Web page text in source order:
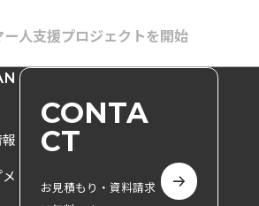
人支援プロジェクトを開始
CONTA
CT
お見積もり・資料請求